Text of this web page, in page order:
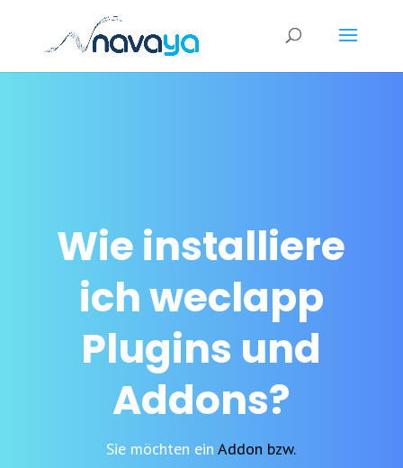
Wie installiere
ich weclapp
Plugins und
Addons?
Sie möchten ein Addon bzw.